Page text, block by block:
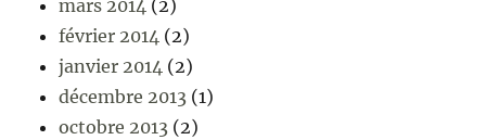
mars 2014 (2)
février 2014 (2)
janvier 2014 (2)
décembre 2013 (1)
octobre 2013 (2)